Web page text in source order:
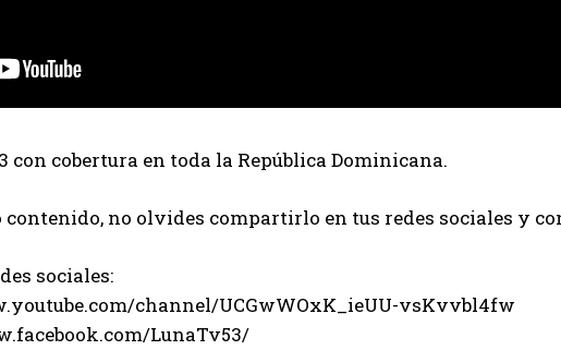
con cobertura en toda la República Dominicana.
contenido, no olvides compartirlo en tus redes sociales y
sociales:
channel/UCGwWOxK_ieUU-vsKvvbl4fw
LunaTv53/